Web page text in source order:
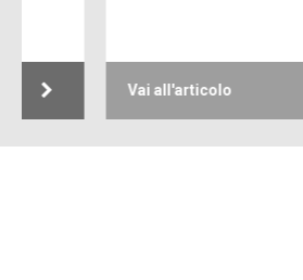
Vai all'articolo